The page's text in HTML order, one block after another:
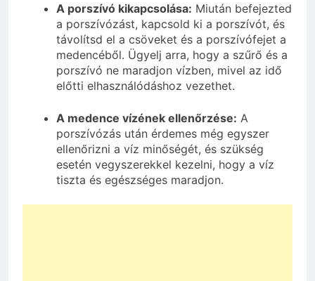
A porszívó kikapcsolása: Miután befejezted
a porszívózást, kapcsold ki a porszívót, és
távolítsd el a csöveket és a porszívófejet a
medencéből. Ügyelj arra, hogy a szűrő és a
porszívó ne maradjon vízben, mivel az idő
előtti elhasználódáshoz vezethet.
A medence vízének ellenőrzése: A
porszívózás után érdemes még egyszer
ellenőrizni a víz minőségét, és szükség
esetén vegyszerekkel kezelni, hogy a víz
tiszta és egészséges maradjon.